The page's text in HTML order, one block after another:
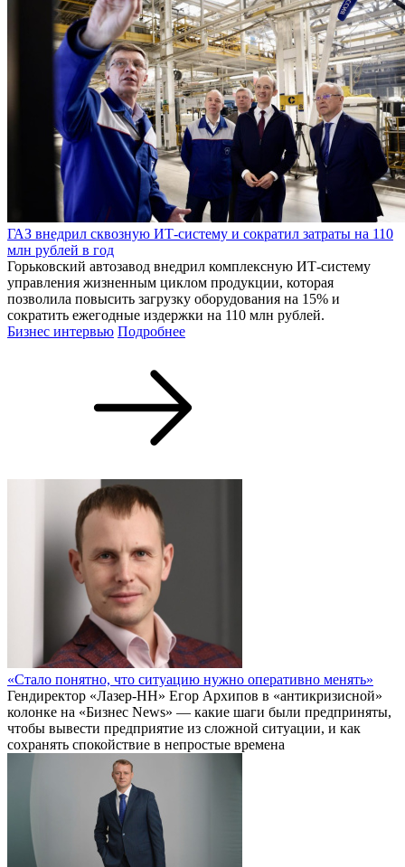
ГАЗ внедрил сквозную ИТ-систему и сократил затраты на 110
млн рублей в год
Горьковский автозавод внедрил комплексную ИТ-систему
управления жизненным циклом продукции, которая
позволила повысить загрузку оборудования на 15% и
сократить ежегодные издержки на 110 млн рублей.
Бизнес интервью Подробнее
«Стало понятно, что ситуацию нужно оперативно менять»
Гендиректор «Лазер-НН» Егор Архипов в «антикризисной»
колонке на «Бизнес News» — какие шаги были предприняты,
чтобы вывести предприятие из сложной ситуации, и как
сохранять спокойствие в непростые времена